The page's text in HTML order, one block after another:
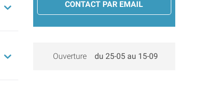
CONTACT PAR EMAIL
Ouverture du 25-05 au 15-09